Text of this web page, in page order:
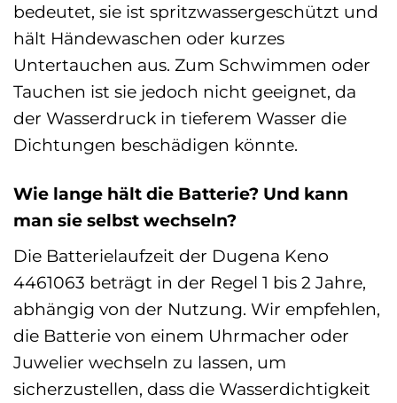
bedeutet, sie ist spritzwassergeschützt und
hält Händewaschen oder kurzes
Untertauchen aus. Zum Schwimmen oder
Tauchen ist sie jedoch nicht geeignet, da
der Wasserdruck in tieferem Wasser die
Dichtungen beschädigen könnte.
Wie lange hält die Batterie? Und kann
man sie selbst wechseln?
Die Batterielaufzeit der Dugena Keno
4461063 beträgt in der Regel 1 bis 2 Jahre,
abhängig von der Nutzung. Wir empfehlen,
die Batterie von einem Uhrmacher oder
Juwelier wechseln zu lassen, um
sicherzustellen, dass die Wasserdichtigkeit